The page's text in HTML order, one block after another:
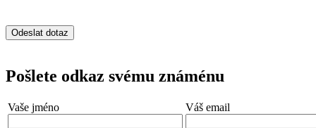
Pošlete odkaz svému známénu
Vaše jméno Váš email